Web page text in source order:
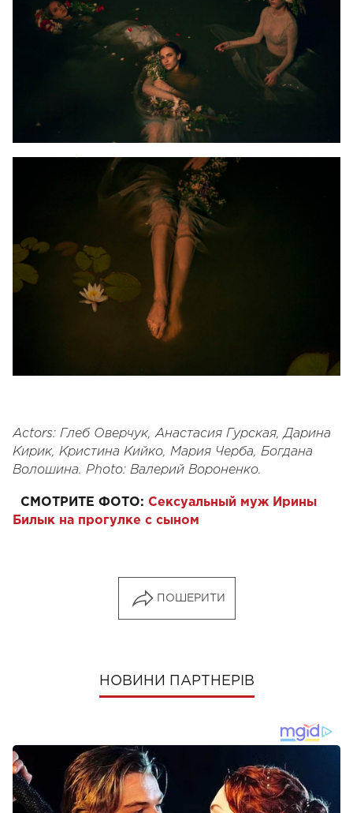
Actors: Глеб Оверчук, Анастасия Гурская, Дарина
Кирик, Кристина Кийко, Мария Черба, Богдана
Волошина. Photo: Валерий Вороненко.
СМОТРИТЕ ФОТО: Сексуальный муж Ирины
Билык на прогулке с сыном
ПОШЕРИТИ
НОВИНИ ПАРТНЕРІВ